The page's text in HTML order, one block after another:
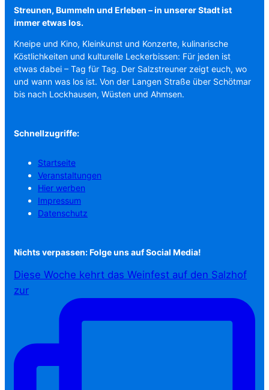
Streunen, Bummeln und Erleben – in unserer Stadt ist
immer etwas los.
Kneipe und Kino, Kleinkunst und Konzerte, kulinarische
Köstlichkeiten und kulturelle Leckerbissen: Für jeden ist
etwas dabei – Tag für Tag. Der Salzstreuner zeigt euch, wo
und wann was los ist. Von der Langen Straße über Schötmar
bis nach Lockhausen, Wüsten und Ahmsen.
Schnellzugriffe:
Startseite
Veranstaltungen
Hier werben
Impressum
Datenschutz
Nichts verpassen: Folge uns auf Social Media!
Diese Woche kehrt das Weinfest auf den Salzhof
zur